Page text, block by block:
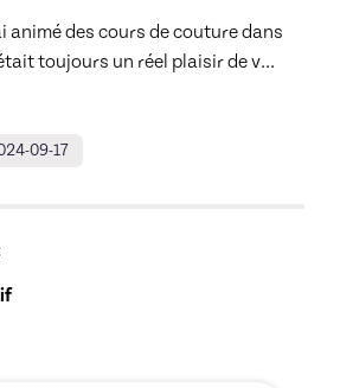
animé des cours de couture dans
toujours un réel plaisir de v...
09-17